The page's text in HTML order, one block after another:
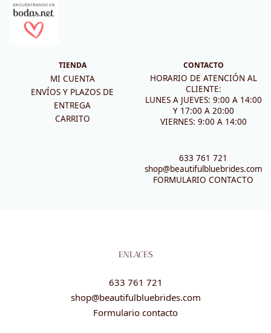
TIENDA
MI CUENTA
ENVÍOS Y PLAZOS DE
ENTREGA
CARRITO
CONTACTO
HORARIO DE ATENCIÓN AL
CLIENTE:
LUNES A JUEVES: 9:00 A 14:00
Y 17:00 A 20:00
VIERNES: 9:00 A 14:00
633 761 721
shop@beautifulbluebrides.com
FORMULARIO CONTACTO
ENLACES
633 761 721
shop@beautifulbluebrides.com
Formulario contacto